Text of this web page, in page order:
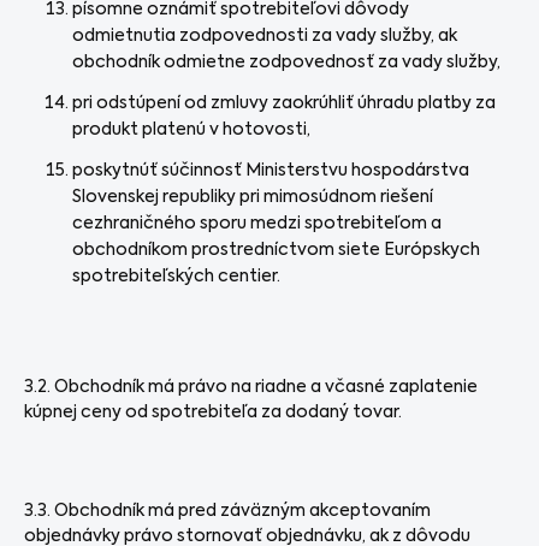
písomne oznámiť spotrebiteľovi dôvody
odmietnutia zodpovednosti za vady služby, ak
obchodník odmietne zodpovednosť za vady služby,
pri odstúpení od zmluvy zaokrúhliť úhradu platby za
produkt platenú v hotovosti,
poskytnúť súčinnosť Ministerstvu hospodárstva
Slovenskej republiky pri mimosúdnom riešení
cezhraničného sporu medzi spotrebiteľom a
obchodníkom prostredníctvom siete Európskych
spotrebiteľských centier.
3.2. Obchodník má právo na riadne a včasné zaplatenie
kúpnej ceny od spotrebiteľa za dodaný tovar.
3.3. Obchodník má pred záväzným akceptovaním
objednávky právo stornovať objednávku, ak z dôvodu